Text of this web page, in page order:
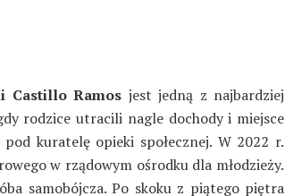
Castillo Ramos jest jedną z najbardziej
rodzice utracili nagle dochody i miejsce
kuratelę opieki społecznej. W 2022 r.
w rządowym ośrodku dla młodzieży.
samobójcza. Po skoku z piątego piętra